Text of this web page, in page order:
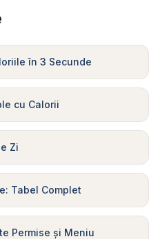
în 3 Secunde
cu Calorii
Zi
Tabel Complet
Permise și Meniu